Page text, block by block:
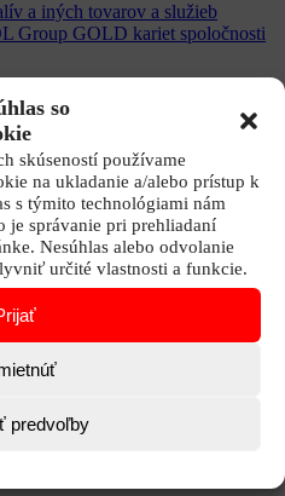
so
skúseností používame
na ukladanie a/alebo prístup k
s týmito technológiami nám
je správanie pri prehliadaní
Nesúhlas alebo odvolanie
určité vlastnosti a funkcie.
predvoľby
a iných tovarov a služieb
Group GOLD kariet spoločnosti